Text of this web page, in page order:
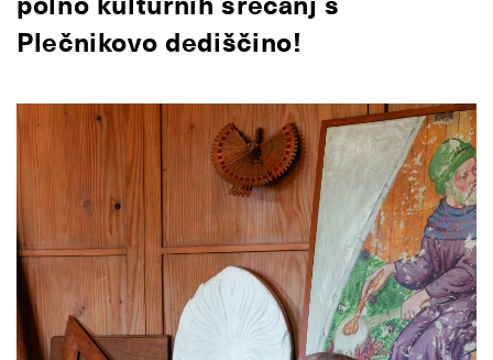
Plečnikovo dediščino!